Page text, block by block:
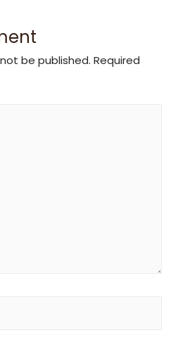
be published. Required